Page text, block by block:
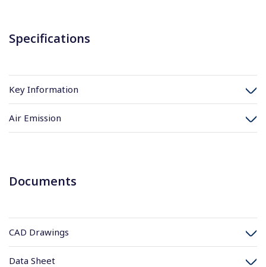
Specifications
Key Information
Air Emission
Documents
CAD Drawings
Data Sheet